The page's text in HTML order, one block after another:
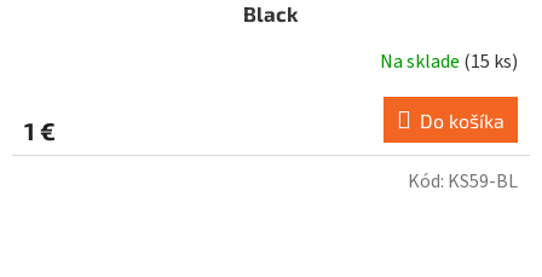
Black
Na sklade (15 ks)
1 € Do košíka
Kód: KS59-BL